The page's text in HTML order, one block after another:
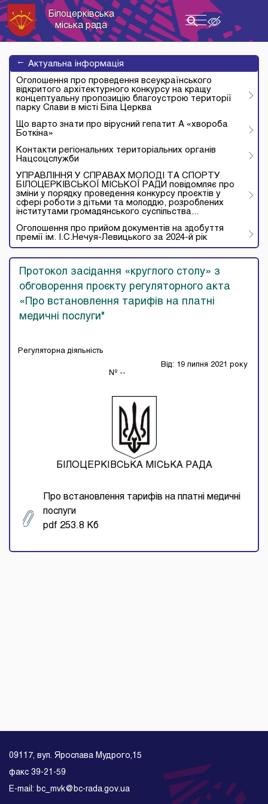
Toggle
navigation
Білоцерківська
міська рада
→ Актуальна інформація
Оголошення про проведення всеукраїнського
відкритого архітектурного конкурсу на кращу
концептуальну пропозицію благоустрою території
парку Слави в місті Біла Церква
Що варто знати про вірусний гепатит А «хвороба
Боткіна»
Контакти регіональних територіальних органів
Нацсоцслужби
УПРАВЛІННЯ У СПРАВАХ МОЛОДІ ТА СПОРТУ
БІЛОЦЕРКІВСЬКОЇ МІСЬКОЇ РАДИ повідомляє про
зміни у порядку проведення конкурсу проєктів у
сфері роботи з дітьми та молоддю, розроблених
інститутами громадянського суспільства...
Оголошення про прийом документів на здобуття
премії ім. І.С.Нечуя-Левицького за 2024-й рік
Протокол засідання «круглого столу» з
обговорення проєкту регуляторного акта
«Про встановлення тарифів на платні
медичні послуги"
Регуляторна діяльність
№ --
Від: 19 липня 2021 року
БІЛОЦЕРКІВСЬКА МІСЬКА РАДА
Про встановлення тарифів на платні медичні
послуги
pdf 253.8 Кб
09117, вул. Ярослава Мудрого,15
факс 39-21-59
E-mail: bc_mvk@bc-rada.gov.ua